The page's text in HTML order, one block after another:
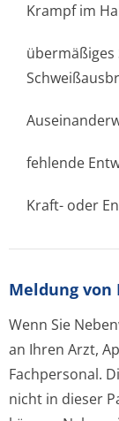
Krampf im
übermäßiges
fehlende
Kraft- oder
Meldung
Wenn Sie
an Ihren Arzt,
Fachpersonal.
nicht in dieser